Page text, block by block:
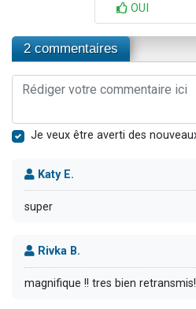
OUI
2 commentaires
Je veux être averti des
Katy E.
super
Rivka B.
magnifique !! tres bien